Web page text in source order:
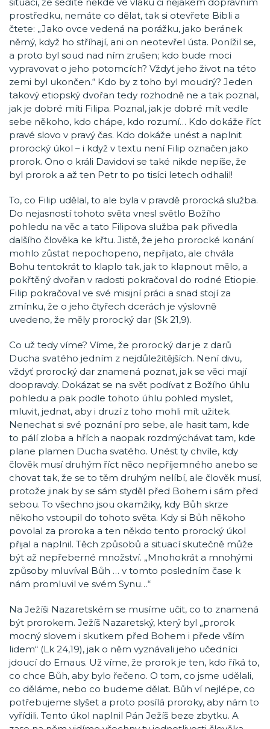
prostředku, nemáte co dělat, tak si otevřete Bibli a
čtete: „Jako ovce vedená na porážku, jako beránek
němý, když ho stříhají, ani on neotevřel ústa. Ponížil se,
a proto byl soud nad ním zrušen; kdo bude moci
vypravovat o jeho potomcích? Vždyť jeho život na této
zemi byl ukončen.“ Kdo by z toho byl moudrý? Jeden
takový etiopský dvořan tedy rozhodně ne a tak poznal,
jak je dobré míti Filipa. Poznal, jak je dobré mít vedle
sebe někoho, kdo chápe, kdo rozumí… Kdo dokáže říct
pravé slovo v pravý čas. Kdo dokáže unést a naplnit
prorocký úkol – i když v textu není Filip označen jako
prorok. Ono o králi Davidovi se také nikde nepíše, že
byl prorok a až ten Petr to po tisíci letech odhalil!
To, co Filip udělal, to ale byla v pravdě prorocká služba.
Do nejasností tohoto světa vnesl světlo Božího
pohledu na věc a tato Filipova služba pak přivedla
dalšího člověka ke křtu. Jistě, že jeho prorocké konání
mohlo zůstat nepochopeno, nepřijato, ale chvála
Bohu tentokrát to klaplo tak, jak to klapnout mělo, a
pokřtěný dvořan v radosti pokračoval do rodné Etiopie.
Filip pokračoval ve své misijní práci a snad stojí za
zmínku, že o jeho čtyřech dcerách je výslovně
uvedeno, že měly prorocký dar (Sk 21,9).
Co už tedy víme? Víme, že prorocký dar je z darů
Ducha svatého jedním z nejdůležitějších. Není divu,
vždyť prorocký dar znamená poznat, jak se věci mají
doopravdy. Dokázat se na svět podívat z Božího úhlu
pohledu a pak podle tohoto úhlu pohled myslet,
mluvit, jednat, aby i druzí z toho mohli mít užitek.
Nenechat si své poznání pro sebe, ale hasit tam, kde
to pálí zloba a hřích a naopak rozdmýchávat tam, kde
plane plamen Ducha svatého. Unést ty chvíle, kdy
člověk musí druhým říct něco nepříjemného anebo se
chovat tak, že se to těm druhým nelíbí, ale člověk musí,
protože jinak by se sám styděl před Bohem i sám před
sebou. To všechno jsou okamžiky, kdy Bůh skrze
někoho vstoupil do tohoto světa. Kdy si Bůh někoho
povolal za proroka a ten někdo tento prorocký úkol
přijal a naplnil. Těch způsobů a situací skutečně může
být až nepřeberné množství. „Mnohokrát a mnohými
způsoby mluvíval Bůh … v tomto posledním čase k
nám promluvil ve svém Synu…“
Na Ježíši Nazaretském se musíme učit, co to znamená
být prorokem. Ježíš Nazaretský, který byl „prorok
mocný slovem i skutkem před Bohem i přede vším
lidem“ (Lk 24,19), jak o něm vyznávali jeho učedníci
jdoucí do Emaus. Už víme, že prorok je ten, kdo říká to,
co chce Bůh, aby bylo řečeno. O tom, co jsme udělali,
co děláme, nebo co budeme dělat. Bůh ví nejlépe, co
potřebujeme slyšet a proto posílá proroky, aby nám to
vyřídili. Tento úkol naplnil Pán Ježíš beze zbytku. A